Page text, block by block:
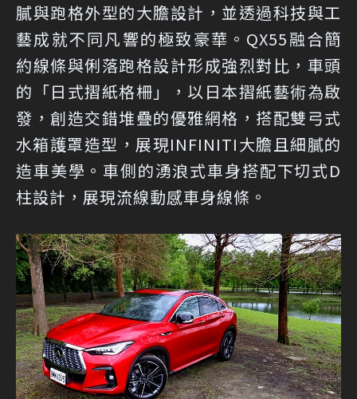
膩與跑格外型的大膽設計，並透過科技與工
藝成就不同凡響的極致豪華。QX55融合簡
約線條與俐落跑格設計形成強烈對比，車頭
的「日式摺紙格柵」，以日本摺紙藝術為啟
發，創造交錯堆疊的優雅網格，搭配雙弓式
水箱護罩造型，展現INFINITI大膽且細膩的
造車美學。車側的湧浪式車身搭配下切式D
柱設計，展現流線動感車身線條。